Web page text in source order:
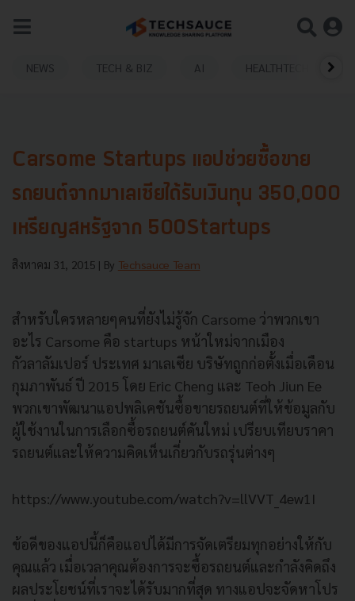
NEWS TECH & BIZ AI HEALTHTECH
Carsome Startups แอปช่วยซื้อขาย
รถยนต์จากมาเลเซียได้รับเงินทุน 350,000
เหรียญสหรัฐจาก 500Startups
สิงหาคม 31, 2015 | By Techsauce Team
สำหรับใครหลายๆคนที่ยังไม่รู้จัก Carsome ว่าพวกเขา
อะไร Carsome คือ startups หน้าใหม่จากเมือง
กัวลาลัมเปอร์ ประเทศ มาเลเซีย บริษัทถูกก่อตั้งเมื่อเดือน
กุมภาพันธ์ ปี 2015 โดย Eric Cheng และ Teoh Jiun Ee
พวกเขาพัฒนาแอปพลิเคชันซื้อขายรถยนต์ที่ให้ข้อมูลกับ
ผู้ใช้งานในการเลือกซื้อรถยนต์คันใหม่ เปรียบเทียบราคา
รถยนต์และให้ความคิดเห็นเกี่ยวกับรถรุ่นต่างๆ
https://www.youtube.com/watch?v=llVVT_4ew1I
ข้อดีของแอปนี้ก็คือแอปได้มีการจัดเตรียมทุกอย่างให้กับ
คุณแล้ว เมื่อเวลาคุณต้องการจะซื้อรถยนต์และกำลังคิดถึง
ผลประโยชน์ที่เราจะได้รับมากที่สุด ทางแอปจะจัดหาโปร